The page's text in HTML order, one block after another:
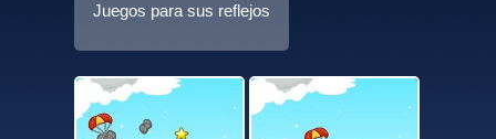
Juegos para sus reflejos